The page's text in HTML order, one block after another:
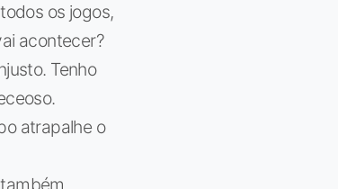
os jogos,
acontecer?
Tenho
atrapalhe o